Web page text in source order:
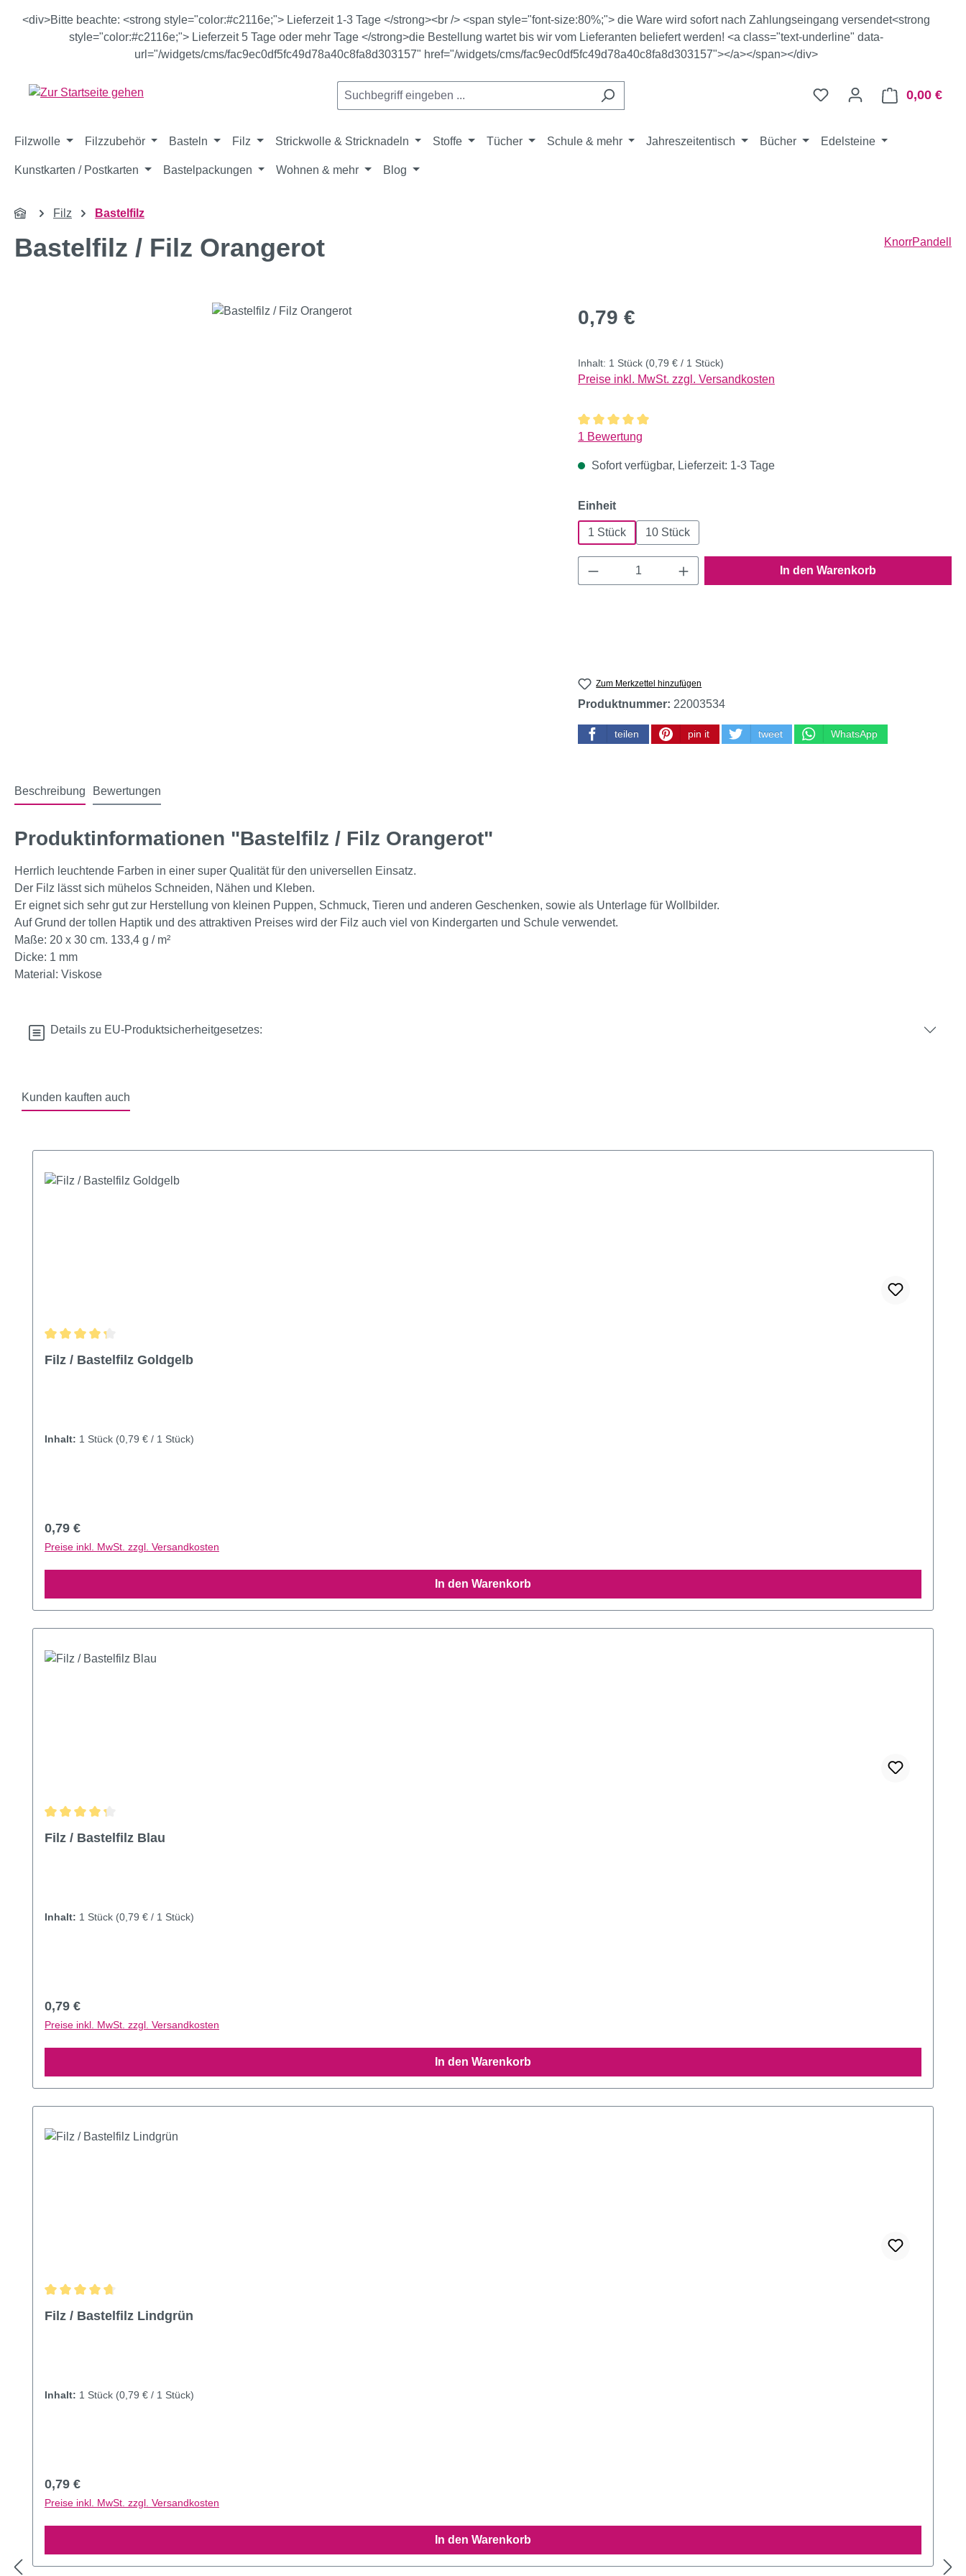
Hauptinhalt springen
Zur Suche springen
Zur Hauptnavigation springen
<div>Bitte beachte: <strong style="color:#c2116e;"> Lieferzeit 1-3 Tage </strong><br /> <span style="font-size:80%;"> die Ware wird sofort nach Zahlungseingang versendet<strong
style="color:#c2116e;"> Lieferzeit 5 Tage oder mehr Tage </strong>die Bestellung wartet bis wir vom Lieferanten beliefert werden! <a class="text-underline" data-
url="/widgets/cms/fac9ec0df5fc49d78a40c8fa8d303157" href="/widgets/cms/fac9ec0df5fc49d78a40c8fa8d303157"></a></span></div>
0,00 €
Filzwolle Filzzubehör Basteln Filz Strickwolle & Stricknadeln Stoffe Tücher Schule & mehr Jahreszeitentisch Bücher Edelsteine
Kunstkarten / Postkarten Bastelpackungen Wohnen & mehr Blog
Filz Bastelfilz
Bastelfilz / Filz Orangerot KnorrPandell
Regulärer Preis:
0,79 €
Inhalt: 1 Stück (0,79 € / 1 Stück)
Preise inkl. MwSt. zzgl. Versandkosten
Durchschnittliche Bewertung von 5 von 5 Sternen
1 Bewertung
Sofort verfügbar, Lieferzeit: 1-3 Tage
Einheitauswählen
1 Stück 10 Stück
Produkt Anzahl: Gib den gewünschten Wert ein
In den Warenkorb
Zum Merkzettel hinzufügen
Produktnummer: 22003534
teilen pin it tweet WhatsApp
Beschreibung Bewertungen
Produktinformationen "Bastelfilz / Filz Orangerot"
Herrlich leuchtende Farben in einer super Qualität für den universellen Einsatz.
Der Filz lässt sich mühelos Schneiden, Nähen und Kleben.
Er eignet sich sehr gut zur Herstellung von kleinen Puppen, Schmuck, Tieren und anderen Geschenken, sowie als Unterlage für Wollbilder.
Auf Grund der tollen Haptik und des attraktiven Preises wird der Filz auch viel von Kindergarten und Schule verwendet.
Maße: 20 x 30 cm. 133,4 g / m²
Dicke: 1 mm
Material: Viskose
Details zu EU-Produktsicherheitgesetzes:
Kunden kauften auch
Durchschnittliche Bewertung von 4.33 von 5 Sternen
Filz / Bastelfilz Goldgelb
Inhalt: 1 Stück (0,79 € / 1 Stück)
Regulärer Preis:
0,79 €
Preise inkl. MwSt. zzgl. Versandkosten
In den Warenkorb
Durchschnittliche Bewertung von 4.25 von 5 Sternen
Filz / Bastelfilz Blau
Inhalt: 1 Stück (0,79 € / 1 Stück)
Regulärer Preis:
0,79 €
Preise inkl. MwSt. zzgl. Versandkosten
In den Warenkorb
Durchschnittliche Bewertung von 4.71 von 5 Sternen
Filz / Bastelfilz Lindgrün
Inhalt: 1 Stück (0,79 € / 1 Stück)
Regulärer Preis:
0,79 €
Preise inkl. MwSt. zzgl. Versandkosten
In den Warenkorb